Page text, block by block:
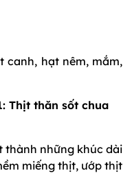
canh, hạt nêm, mắm,
Thịt thăn sốt chua
thành những khúc dài
miếng thịt, ướp thịt